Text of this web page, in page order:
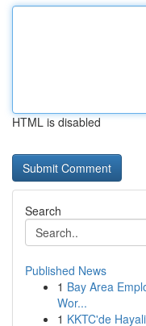
HTML is disabled
Search
Published News
1 Bay Area
Wor...
1 KKTC'de